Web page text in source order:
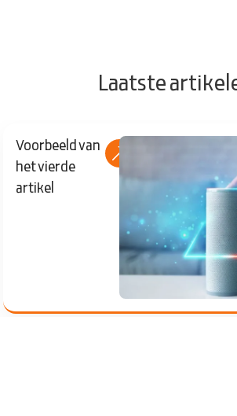
Laatste
Voorbeeld van
het vierde
artikel